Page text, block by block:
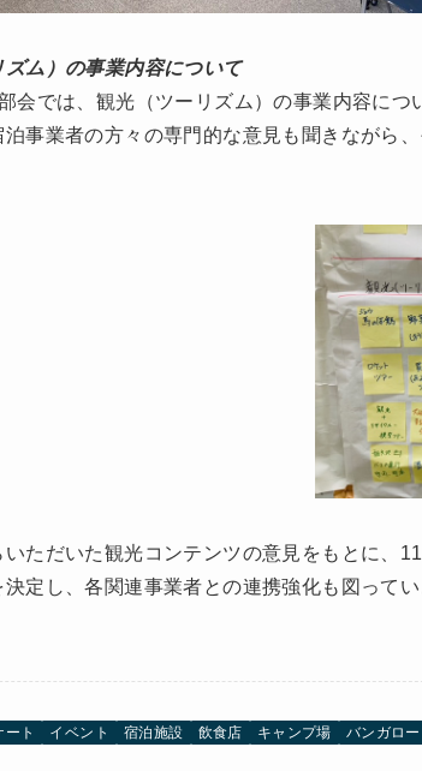
ズム）の事業内容について
会では、観光（ツーリズム）の事業内容につ
事業者の方々の専門的な意見も聞きながら
ただいた観光コンテンツの意見をもとに、
定し、各関連事業者との連携強化も図ってい
ート イベント 宿泊施設 飲食店 キャンプ場 バンガロー